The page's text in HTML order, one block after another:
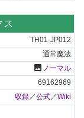
ス
TH01-JP012
通常魔法
photo ノーマル
69162969
収録／公式／Wiki